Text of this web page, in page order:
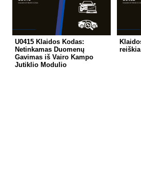
U0415 Klaidos Kodas:
Netinkamas Duomenų
Gavimas iš Vairo Kampo
Jutiklio Modulio